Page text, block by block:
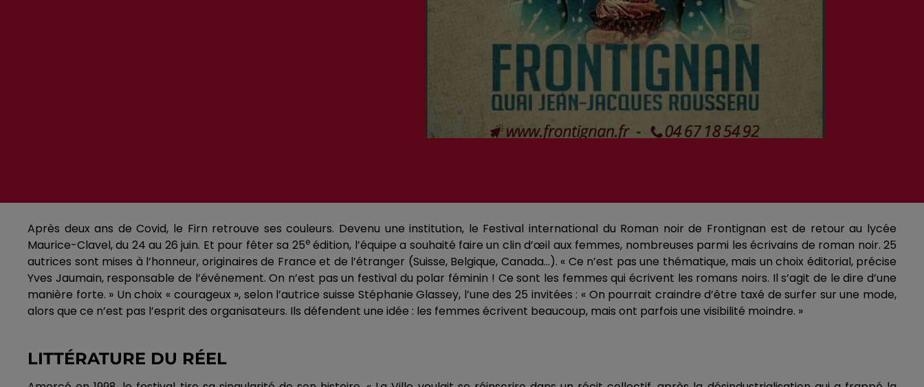
Après deux ans de Covid, le Firn retrouve ses couleurs. Devenu une institution, le Festival international du Roman noir de Frontignan est de retour au lycée
Maurice-Clavel, du 24 au 26 juin. Et pour fêter sa 25eédition, l’équipe a souhaité faire un clin d’œil aux femmes, nombreuses parmi les écrivains de roman noir. 25
autrices sont mises à l’honneur, originaires de France et de l’étranger (Suisse, Belgique, Canada…). « Ce n’est pas une thématique, mais un choix éditorial, précise
Yves Jaumain, responsable de l’événement. On n’est pas un festival du polar féminin ! Ce sont les femmes qui écrivent les romans noirs. Il s’agit de le dire d’une
manière forte. » Un choix « courageux », selon l’autrice suisse Stéphanie Glassey, l’une des 25 invitées : « On pourrait craindre d’être taxé de surfer sur une mode,
alors que ce n’est pas l’esprit des organisateurs. Ils défendent une idée : les femmes écrivent beaucoup, mais ont parfois une visibilité moindre. »
LITTÉRATURE DU RÉEL